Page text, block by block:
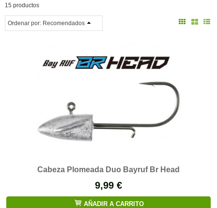
15 productos
Ordenar por: Recomendados
Cabeza Plomeada Duo Bayruf Br Head
9,99 €
AÑADIR A CARRITO